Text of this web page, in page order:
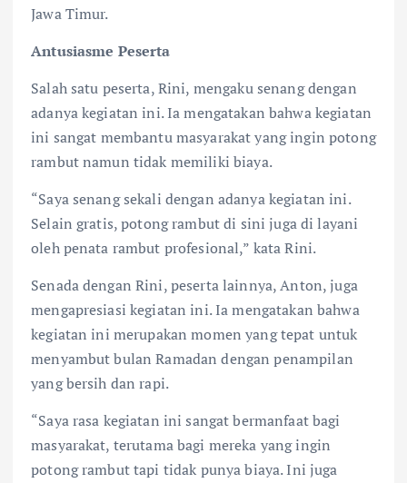
Jawa Timur.
Antusiasme Peserta
Salah satu peserta, Rini, mengaku senang dengan
adanya kegiatan ini. Ia mengatakan bahwa kegiatan
ini sangat membantu masyarakat yang ingin potong
rambut namun tidak memiliki biaya.
“Saya senang sekali dengan adanya kegiatan ini.
Selain gratis, potong rambut di sini juga di layani
oleh penata rambut profesional,” kata Rini.
Senada dengan Rini, peserta lainnya, Anton, juga
mengapresiasi kegiatan ini. Ia mengatakan bahwa
kegiatan ini merupakan momen yang tepat untuk
menyambut bulan Ramadan dengan penampilan
yang bersih dan rapi.
“Saya rasa kegiatan ini sangat bermanfaat bagi
masyarakat, terutama bagi mereka yang ingin
potong rambut tapi tidak punya biaya. Ini juga